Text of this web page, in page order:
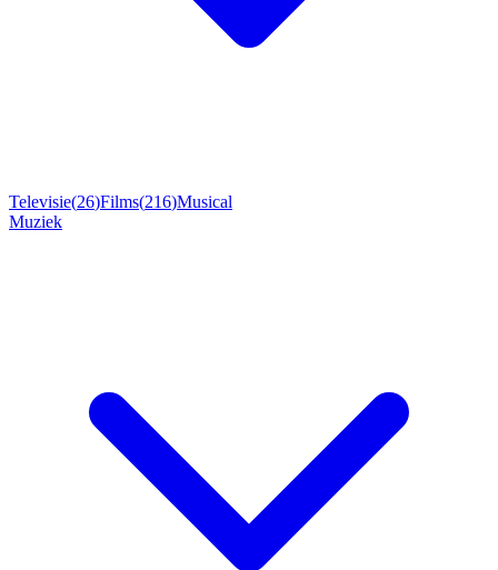
Televisie(26)Films(216)Musical
Muziek